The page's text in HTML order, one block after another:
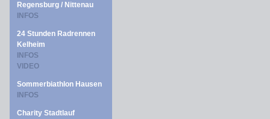
Regensburg / Nittenau
INFOS
24 Stunden Radrennen
Kelheim
INFOS
VIDEO
Sommerbiathlon Hausen
INFOS
Charity Stadtlauf